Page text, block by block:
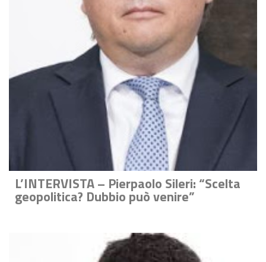
L’INTERVISTA – Pierpaolo Sileri: “Scelta
geopolitica? Dubbio può venire”